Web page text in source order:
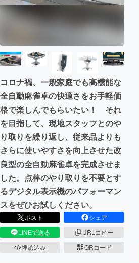
ビジネス・起業
まちづくり・地域活性化
CAMPFIRE for Social Good
CAMPFIREふるさと納税machi-
コロナ禍、一般家庭でも高機能な
全自動麻雀卓の快適さをお手軽価
格で楽しんでもらいたい！ それ
を目指して、現地スタッフとのや
り取りを繰り返し、従来品よりも
さらに使いやすさを向上させた改
良型の全自動麻雀卓を完成させま
した。点棒のやり取りを不要とす
るデジタル表示機のパフォーマン
スをぜひお試しください。
ポスト
シェア
LINEで送る
URLコピー
埋め込み
QRコード